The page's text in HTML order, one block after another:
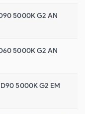
5000K G2 AN
5000K G2 AN
5000K G2 EM